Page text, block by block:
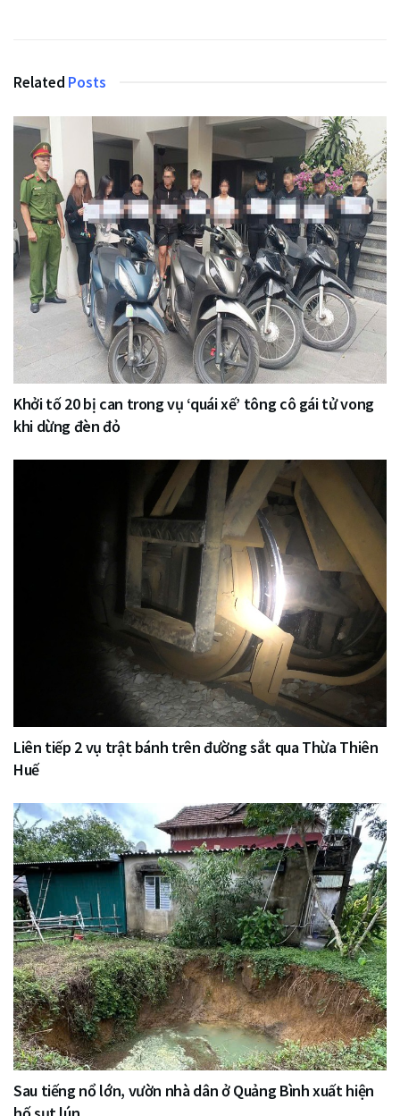
Related Posts
Khởi tố 20 bị can trong vụ ‘quái xế’ tông cô gái tử vong
khi dừng đèn đỏ
Liên tiếp 2 vụ trật bánh trên đường sắt qua Thừa Thiên
Huế
Sau tiếng nổ lớn, vườn nhà dân ở Quảng Bình xuất hiện